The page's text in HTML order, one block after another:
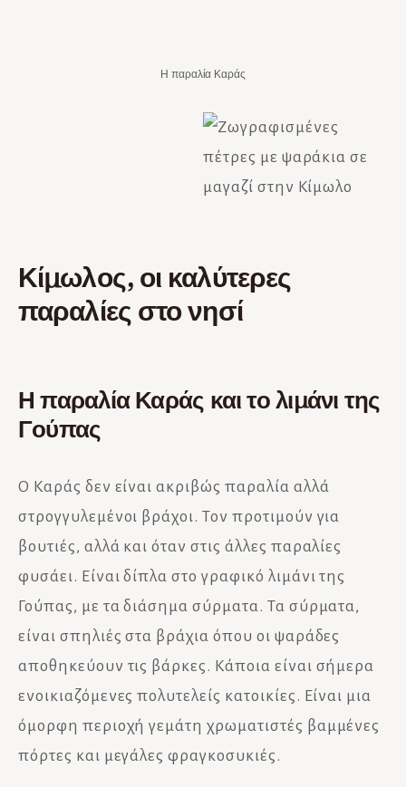
Η παραλία Καράς
Κίμωλος, οι καλύτερες
παραλίες στο νησί
Η παραλία Καράς και το λιμάνι της
Γούπας
Ο Καράς δεν είναι ακριβώς παραλία αλλά
στρογγυλεμένοι βράχοι. Τον προτιμούν για
βουτιές, αλλά και όταν στις άλλες παραλίες
φυσάει. Είναι δίπλα στο γραφικό λιμάνι της
Γούπας, με τα διάσημα σύρματα. Τα σύρματα,
είναι σπηλιές στα βράχια όπου οι ψαράδες
αποθηκεύουν τις βάρκες. Κάποια είναι σήμερα
ενοικιαζόμενες πολυτελείς κατοικίες. Είναι μια
όμορφη περιοχή γεμάτη χρωματιστές βαμμένες
πόρτες και μεγάλες φραγκοσυκιές.